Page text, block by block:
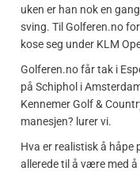
uken er han nok en
sving. Til Golferen.no
kose seg under KLM
Golferen.no får tak i
på Schiphol i
Kennemer Golf &
manesjen? lurer vi.
Hva er realistisk å håpe
allerede til å være med å